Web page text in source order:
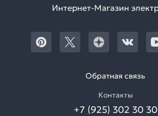
Интернет-Магазин
Обратная связь
Контакты
+7 (925) 302 30 30